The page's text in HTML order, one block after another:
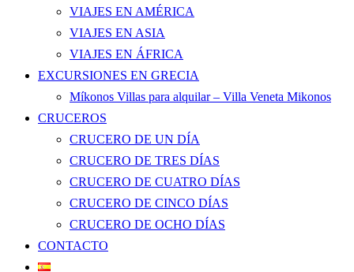
VIAJES EN AMÉRICA
VIAJES EN ASIA
VIAJES EN ÁFRICA
EXCURSIONES EN GRECIA
Míkonos Villas para alquilar – Villa Veneta Mikonos
CRUCEROS
CRUCERO DE UN DÍA
CRUCERO DE TRES DÍAS
CRUCERO DE CUATRO DÍAS
CRUCERO DE CINCO DÍAS
CRUCERO DE OCHO DÍAS
CONTACTO